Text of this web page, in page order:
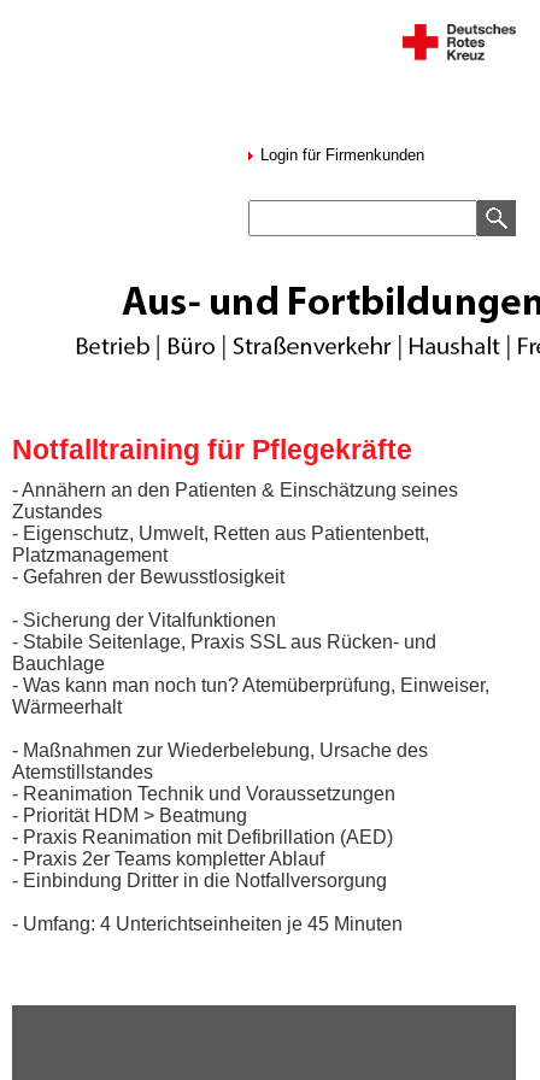
Login für Firmenkunden
Notfalltraining für Pflegekräfte
- Annähern an den Patienten & Einschätzung seines
Zustandes
- Eigenschutz, Umwelt, Retten aus Patientenbett,
Platzmanagement
- Gefahren der Bewusstlosigkeit
- Sicherung der Vitalfunktionen
- Stabile Seitenlage, Praxis SSL aus Rücken- und
Bauchlage
- Was kann man noch tun? Atemüberprüfung, Einweiser,
Wärmeerhalt
- Maßnahmen zur Wiederbelebung, Ursache des
Atemstillstandes
- Reanimation Technik und Voraussetzungen
- Priorität HDM > Beatmung
- Praxis Reanimation mit Defibrillation (AED)
- Praxis 2er Teams kompletter Ablauf
- Einbindung Dritter in die Notfallversorgung
- Umfang: 4 Unterichtseinheiten je 45 Minuten